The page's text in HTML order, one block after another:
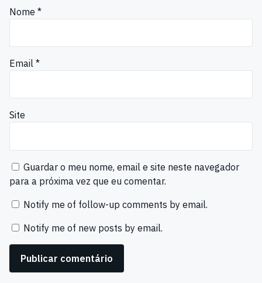
Nome *
Email *
Site
Guardar o meu nome, email e site neste navegador
para a próxima vez que eu comentar.
Notify me of follow-up comments by email.
Notify me of new posts by email.